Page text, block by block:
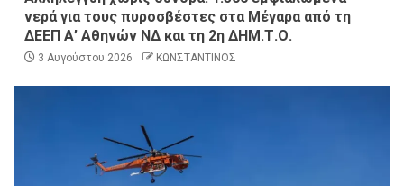
νερά για τους πυροσβέστες στα Μέγαρα από τη
ΔΕΕΠ Α’ Αθηνών ΝΔ και τη 2η ΔΗΜ.Τ.Ο.
3 Αυγούστου 2026 ΚΩΝΣΤΑΝΤΙΝΟΣ